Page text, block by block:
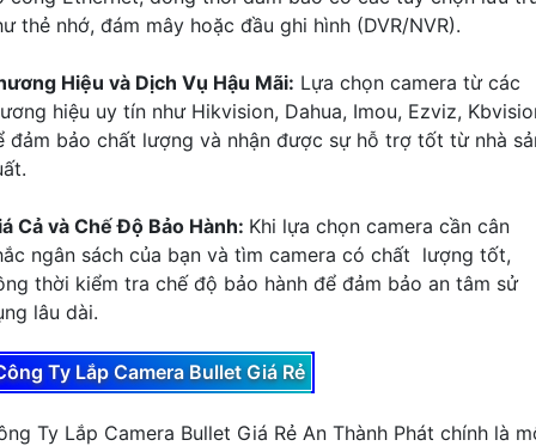
thẻ nhớ, đám mây hoặc đầu ghi hình (DVR/NVR).
Hiệu và Dịch Vụ Hậu Mãi: Lựa chọn camera từ các
hiệu uy tín như Hikvision, Dahua, Imou, Ezviz,
đảm bảo chất lượng và nhận được sự hỗ trợ tốt từ nhà
Cả và Chế Độ Bảo Hành: Khi lựa chọn camera cần cân
ngân sách của bạn và tìm camera có chất lượng tốt,
thời kiểm tra chế độ bảo hành để đảm bảo an tâm sử
lâu dài.
Ty Lắp Camera Bullet Giá Rẻ
Ty Lắp Camera Bullet Giá Rẻ An Thành Phát chính là